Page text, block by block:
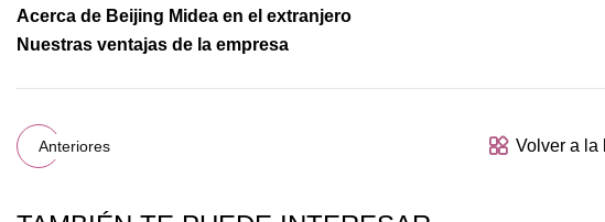
Acerca de Beijing Midea en el extranjero
Nuestras ventajas de la empresa
Anteriores Volver a la